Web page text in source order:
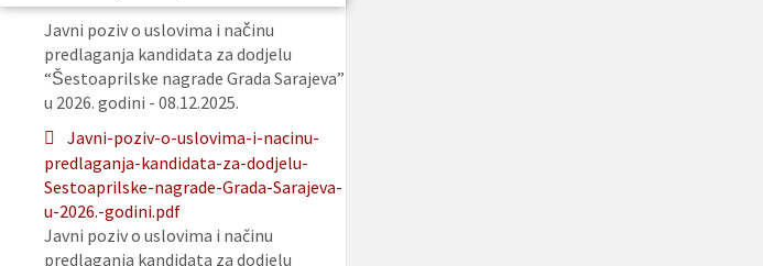
Javni poziv o uslovima i načinu
predlaganja kandidata za dodjelu
“Šestoaprilske nagrade Grada Sarajeva”
u 2026. godini - 08.12.2025.
Javni-poziv-o-uslovima-i-nacinu-
predlaganja-kandidata-za-dodjelu-
Sestoaprilske-nagrade-Grada-Sarajeva-
u-2026.-godini.pdf
Javni poziv o uslovima i načinu
predlaganja kandidata za dodjelu